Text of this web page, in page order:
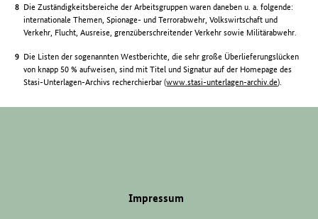
Die Zuständigkeitsbereiche der Arbeitsgruppen waren daneben u. a. folgende:
internationale Themen, Spionage- und Terrorabwehr, Volkswirtschaft und
Verkehr, Flucht, Ausreise, grenzüberschreitender Verkehr sowie Militärabwehr.
Die Listen der sogenannten Westberichte, die sehr große Überlieferungslücken
von knapp 50 % aufweisen, sind mit Titel und Signatur auf der Homepage des
Stasi-Unterlagen-Archivs recherchierbar (www.stasi-unterlagen-archiv.de).
Impressum